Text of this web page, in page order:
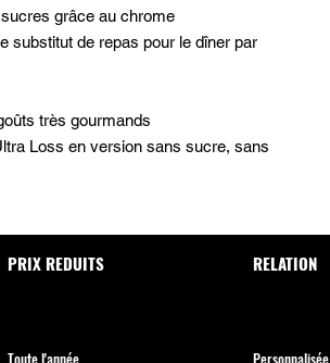
grâce au chrome
substitut de repas pour le dîner par
très gourmands
Loss en version sans sucre, sans
PRIX REDUITS RELATION
Toute l'année Personnalisée